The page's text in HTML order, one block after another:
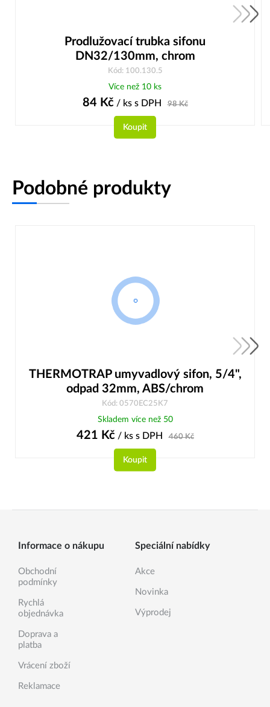
Prodlužovací trubka sifonu
DN32/130mm, chrom
Kód: 100.130.5
Více než 10 ks
84 Kč/ ks s DPH 98Kč
Koupit
Podobné produkty
THERMOTRAP umyvadlový sifon, 5/4",
odpad 32mm, ABS/chrom
Kód: 0570EC25K7
Skladem více než 50
421 Kč/ ks s DPH 460Kč
Koupit
Informace o nákupu
Obchodní
podmínky
Rychlá
objednávka
Doprava a
platba
Vrácení zboží
Reklamace
Speciální nabídky
Akce
Novinka
Výprodej